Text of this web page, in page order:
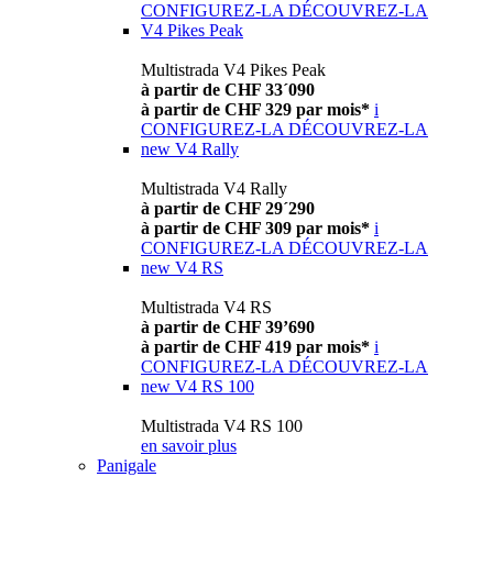
CONFIGUREZ-LA DÉCOUVREZ-LA
V4 Pikes Peak
Multistrada V4 Pikes Peak
à partir de CHF 33´090
à partir de CHF 329 par mois* i
CONFIGUREZ-LA DÉCOUVREZ-LA
new V4 Rally
Multistrada V4 Rally
à partir de CHF 29´290
à partir de CHF 309 par mois* i
CONFIGUREZ-LA DÉCOUVREZ-LA
new V4 RS
Multistrada V4 RS
à partir de CHF 39’690
à partir de CHF 419 par mois* i
CONFIGUREZ-LA DÉCOUVREZ-LA
new V4 RS 100
Multistrada V4 RS 100
en savoir plus
Panigale